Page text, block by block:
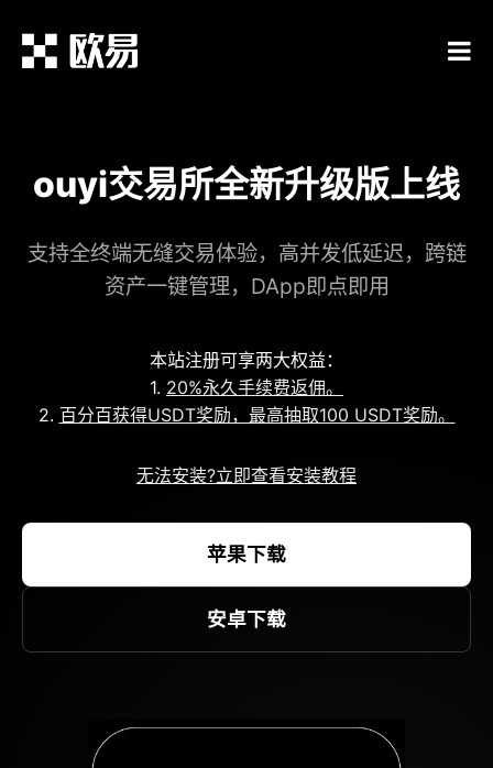
ouyi交易所全新升级版上线
支持全终端无缝交易体验，高并发低延迟，跨链
资产一键管理，DApp即点即用
本站注册可享两大权益：
1. 20%永久手续费返佣。
2. 百分百获得USDT奖励，最高抽取100 USDT奖励。
无法安装?立即查看安装教程
苹果下载
安卓下载